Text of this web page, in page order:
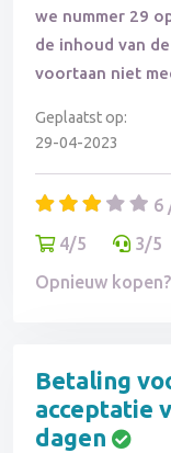
we nummer 29
de inhoud van
voortaan niet
Geplaatst op:
29-04-2023
6
4/5
3/5
Opnieuw kopen?
Betaling
acceptatie
dagen